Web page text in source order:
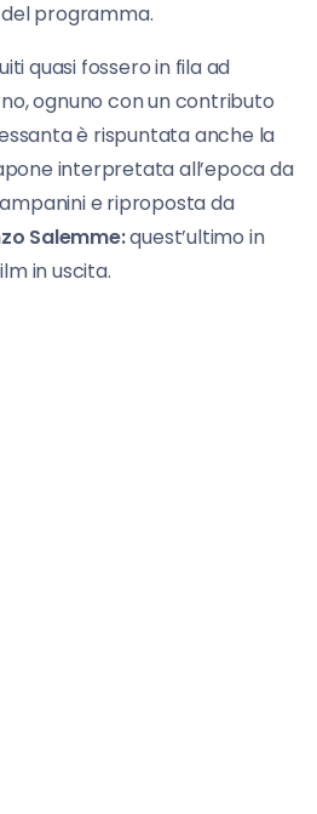
del programma.
quasi fossero in fila ad
ognuno con un contributo
è rispuntata anche la
interpretata all’epoca da
e riproposta da
Salemme:quest’ultimo in
in uscita.